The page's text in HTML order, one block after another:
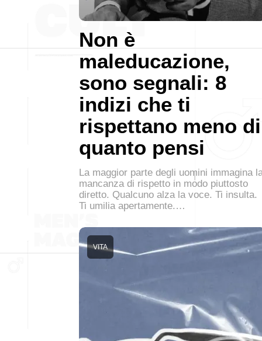
Non è
maleducazione,
sono segnali: 8
indizi che ti
rispettano meno di
quanto pensi
La maggior parte degli uomini immagina
mancanza di rispetto in modo piuttosto
diretto. Qualcuno alza la voce. Ti insulta.
Ti umilia apertamente.…
VITA